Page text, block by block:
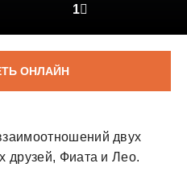
1
ОНЛАЙН
двух
друзей, Фиата и Лео.